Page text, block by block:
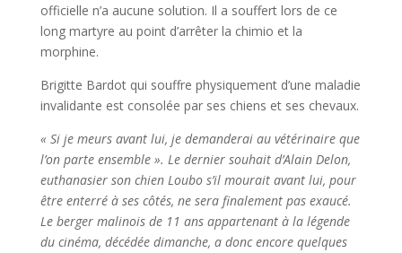
officielle n’a aucune solution. Il a souffert lors de ce
long martyre au point d’arrêter la chimio et la
morphine.
Brigitte Bardot qui souffre physiquement d’une maladie
invalidante est consolée par ses chiens et ses chevaux.
« Si je meurs avant lui, je demanderai au vétérinaire que
l’on parte ensemble ». Le dernier souhait d’Alain Delon,
euthanasier son chien Loubo s’il mourait avant lui, pour
être enterré à ses côtés, ne sera finalement pas exaucé.
Le berger malinois de 11 ans appartenant à la légende
du cinéma, décédée dimanche, a donc encore quelques